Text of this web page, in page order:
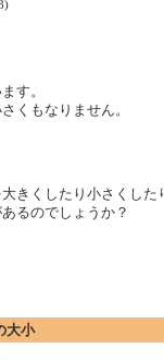
す。
くもなりません。
きくしたり小さくした
るのでしょうか？
大小